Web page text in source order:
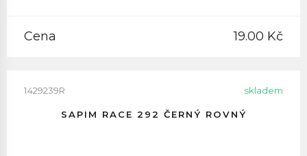
Cena 19.00 Kč
1429239R skladem
SAPIM RACE 292 ČERNÝ ROVNÝ